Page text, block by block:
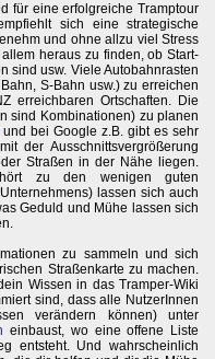
für eine erfolgreiche Tramptour
sich eine strategische
und ohne allzu viel Stress
heraus zu finden, ob Start-
sind usw. Viele Autobahnrasten
S-Bahn usw.) zu erreichen
erreichbaren Ortschaften. Die
sind Kombinationen) zu planen
und bei Google z.B. gibt es sehr
der Ausschnittsvergrößerung
Straßen in der Nähe liegen.
zu den wenigen guten
lassen sich auch
Geduld und Mühe lassen sich
zu sammeln und sich
Straßenkarte zu machen.
Wissen in das Tramper-Wiki
sind, dass alle NutzerInnen
verändern können) unter
einbaust, wo eine offene Liste
entsteht. Und wahrscheinlich